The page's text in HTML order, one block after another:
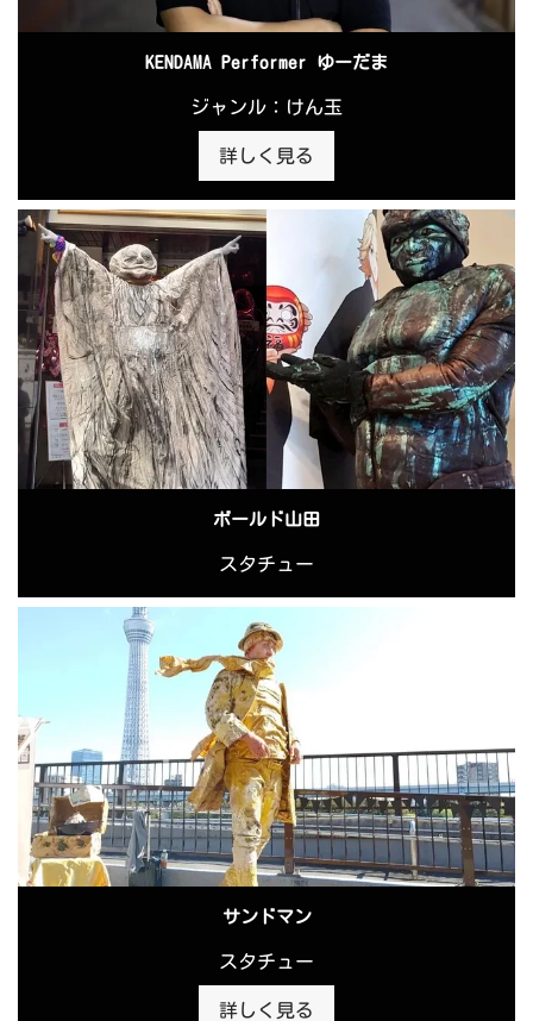
KENDAMA Performer ゆーだま
ジャンル：けん玉
詳しく見る
ボールド山田
スタチュー
サンドマン
スタチュー
詳しく見る